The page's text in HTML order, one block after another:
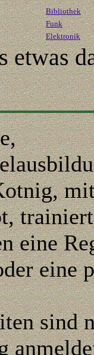
Bibliothek
Funk
Elektronik
etwas
eine
eine
sind